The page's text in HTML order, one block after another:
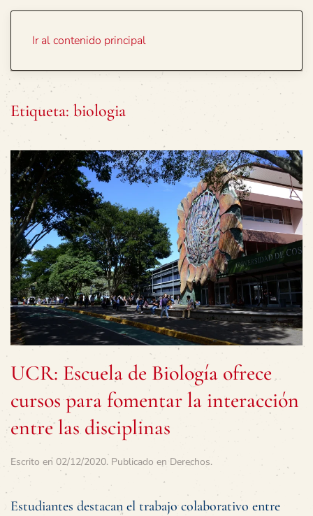
Ir al contenido principal
Etiqueta: biologia
UCR: Escuela de Biología ofrece
cursos para fomentar la interacción
entre las disciplinas
Escrito en 02/12/2020. Publicado en Derechos.
Estudiantes destacan el trabajo colaborativo entre